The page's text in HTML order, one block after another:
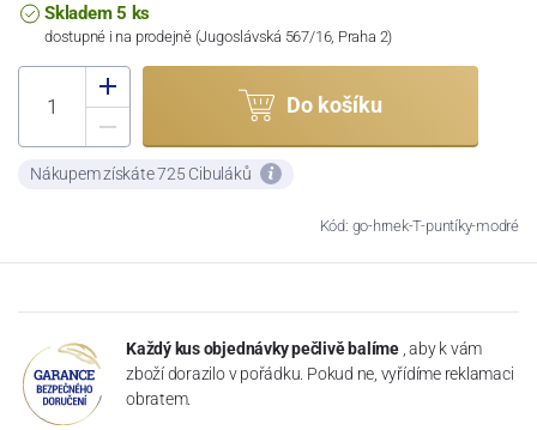
Skladem 5 ks
dostupné i na prodejně (Jugoslávská 567/16, Praha 2)
Do košíku
Nákupem získáte 725 Cibuláků
Kód: go-hrnek-T-puntíky-modré
Každý kus objednávky pečlivě balíme , aby k vám
zboží dorazilo v pořádku. Pokud ne, vyřídíme reklamaci
obratem.